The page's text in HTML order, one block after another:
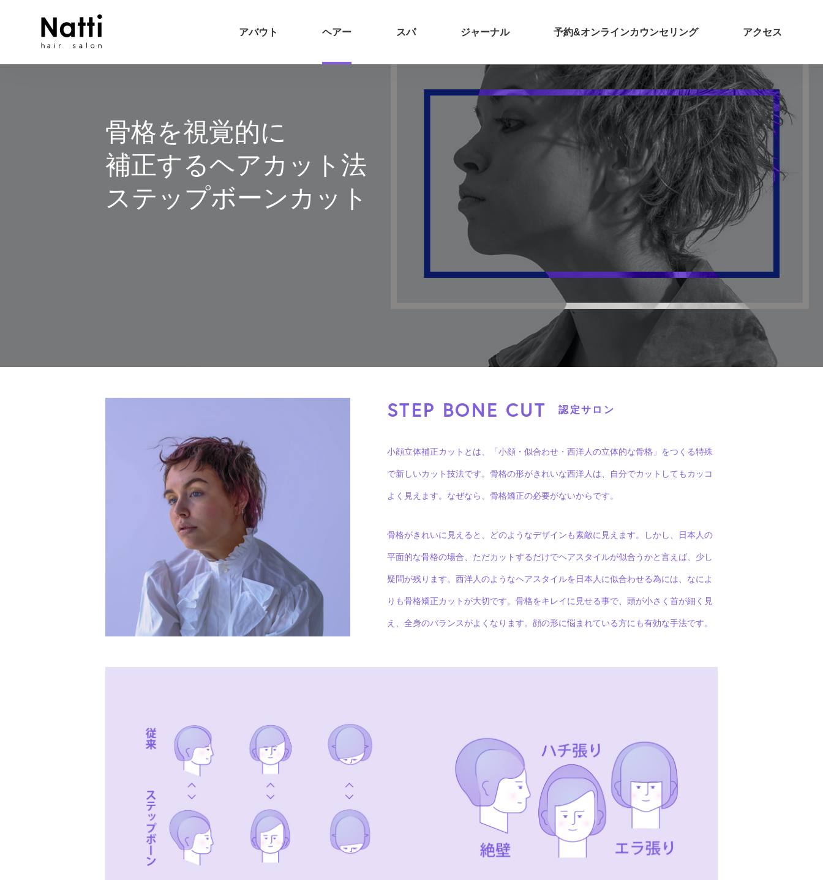
アバウト ヘアー スパ ジャーナル 予約&オンラインカウンセリング アクセス
骨格を視覚的に
補正するヘアカット法
ステップボーンカット
STEP BONE CUT 認定サロン
小顔立体補正カットとは、「小顔・似合わせ・西洋人の立体的な骨格」をつくる特殊
で新しいカット技法です。骨格の形がきれいな西洋人は、自分でカットしてもカッコ
よく見えます。なぜなら、骨格矯正の必要がないからです。
骨格がきれいに見えると、どのようなデザインも素敵に見えます。しかし、日本人の
平面的な骨格の場合、ただカットするだけでヘアスタイルが似合うかと言えば、少し
疑問が残ります。西洋人のようなヘアスタイルを日本人に似合わせる為には、なによ
りも骨格矯正カットが大切です。骨格をキレイに見せる事で、頭が小さく首が細く見
え、全身のバランスがよくなります。顔の形に悩まれている方にも有効な手法です。